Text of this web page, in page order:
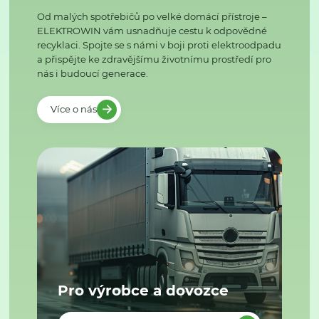
Od malých spotřebičů po velké domácí přístroje –
ELEKTROWIN vám usnadňuje cestu k odpovědné
recyklaci. Spojte se s námi v boji proti elektroodpadu
a přispějte ke zdravějšímu životnímu prostředí pro
nás i budoucí generace.
Více o nás
Pro výrobce a dovozce